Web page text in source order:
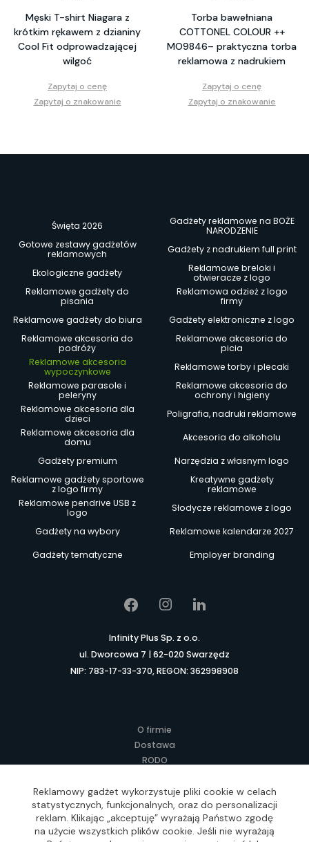
Męski T-shirt Niagara z
krótkim rękawem z dzianiny
Cool Fit odprowadzającej
wilgoć
Zapytaj o cenę
Zapytaj o znakowanie
Torba bawełniana
COTTONEL COLOUR ++
MO9846– praktyczna torba
reklamowa z nadrukiem
Zapytaj o cenę
Zapytaj o znakowanie
Święta 2026
Gadżety reklamowe na BOŻE
NARODZENIE
Gotowe zestawy gadżetów
reklamowych
Gadżety z nadrukiem full print
Ekologiczne gadżety
Reklamowe breloki i
otwieracze z logo
Reklamowe gadżety do
pisania
Reklamowa odzież z logo
firmy
Reklamowe gadżety do biura
Gadżety elektroniczne z logo
Reklamowe akcesoria do
podróży
Reklamowe akcesoria do
picia
Reklamowe akcesoria
wypoczynkowe
Reklamowe torby i plecaki
Reklamowe parasole i
peleryny
Reklamowe akcesoria do
ochrony i higieny
Reklamowe akcesoria dla
dzieci
Poligrafia, nadruki reklamowe
Reklamowe akcesoria dla
domu
Akcesoria do alkoholu
Gadżety premium
Narzędzia z własnym logo
Reklamowe gadżety sportowe
z logo firmy
Kreatywne gadżety
reklamowe
Reklamowe pendrive USB z
logo
Słodycze reklamowe z logo
Gadżety na wybory
Reklamowe kalendarze 2027
Gadżety tematyczne
Employer branding
Infinity Plus Sp. z o.o.
ul. Dworcowa 7 | 62-020 Swarzędz
NIP: 783-17-33-370, REGON: 362998908
O firmie
Dostawa
RODO
Regulamin
Lokalne Gadżety Reklamowe
Jak zamawiać?
Słownik pojęć
Reklamowy gadżet wykorzystuje pliki cookie w celach
statystycznych, funkcjonalnych, oraz do personalizacji
reklam. Klikając „akceptuję” wyrażają Państwo zgodę
na użycie wszystkich plików cookie. Jeśli nie wyrażają